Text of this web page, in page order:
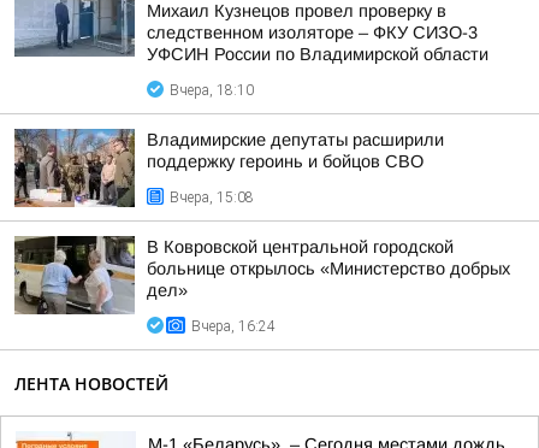
Михаил Кузнецов провел проверку в
следственном изоляторе – ФКУ СИЗО-3
УФСИН России по Владимирской области
Вчера, 18:10
Владимирские депутаты расширили
поддержку героинь и бойцов СВО
Вчера, 15:08
В Ковровской центральной городской
больнице открылось «Министерство добрых
дел»
Вчера, 16:24
ЛЕНТА НОВОСТЕЙ